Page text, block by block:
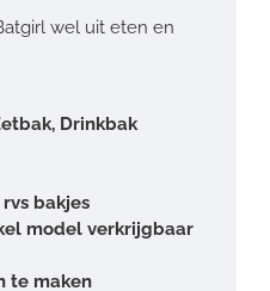
wel uit eten en
Drinkbak
bakjes
model verkrijgbaar
te maken